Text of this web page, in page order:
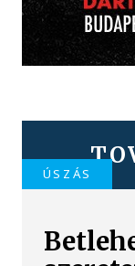
ÚSZÁS